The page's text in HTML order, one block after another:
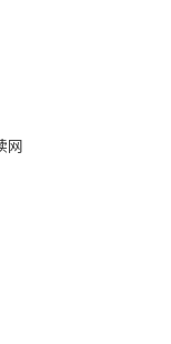
网